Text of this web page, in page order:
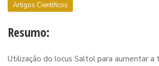
Artigos Científicos
Resumo:
Utilização do locus Saltol para aumentar a